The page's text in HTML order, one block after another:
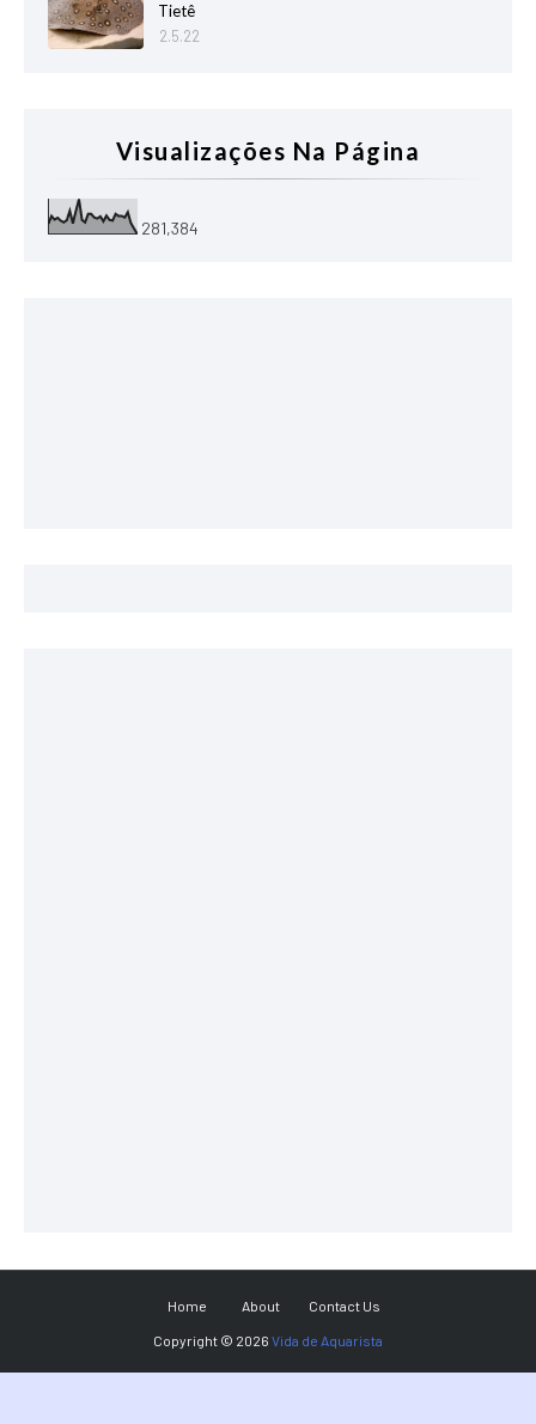
Tietê
2.5.22
Visualizações Na Página
281,384
Home About Contact Us
Copyright © 2026 Vida de Aquarista